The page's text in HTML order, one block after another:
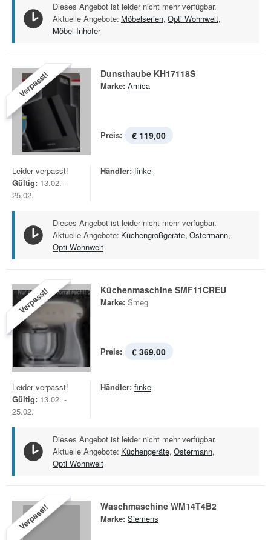
Dieses Angebot ist leider nicht mehr verfügbar.
Aktuelle Angebote: Möbelserien, Opti Wohnwelt,
Möbel Inhofer
Verpasst! Dunsthaube KH17118S
Marke: Amica
Preis: € 119,00
Leider verpasst!
Gültig: 13.02. -
25.02.
Händler: finke
Dieses Angebot ist leider nicht mehr verfügbar.
Aktuelle Angebote: Küchengroßgeräte, Ostermann,
Opti Wohnwelt
Verpasst! Küchenmaschine SMF11CREU
Marke: Smeg
Preis: € 369,00
Leider verpasst!
Gültig: 13.02. -
25.02.
Händler: finke
Dieses Angebot ist leider nicht mehr verfügbar.
Aktuelle Angebote: Küchengeräte, Ostermann,
Opti Wohnwelt
Verpasst! Waschmaschine WM14T4B2
Marke: Siemens